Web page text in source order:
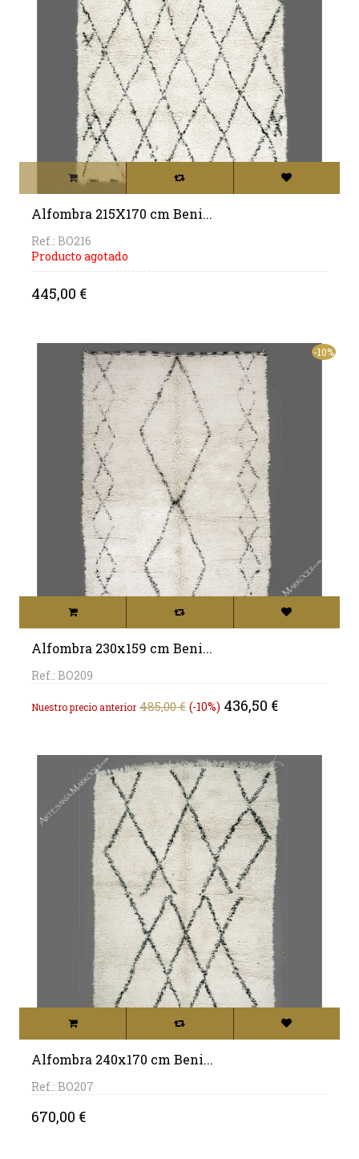
Alfombra 215X170 cm Beni...
Ref.: BO216
Producto agotado
Precio
445,00 €
-10%
Alfombra 230x159 cm Beni...
Ref.: BO209
Nuestro precio anterior Precio
485,00 € -10% Precio
436,50 €
Alfombra 240x170 cm Beni...
Ref.: BO207
Precio
670,00 €